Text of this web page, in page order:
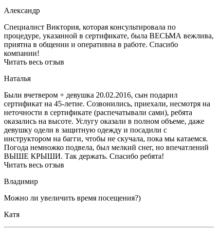
Александр
Специалист Виктория, которая консультировала по
процедуре, указанной в сертификате, была ВЕСЬМА вежлива,
приятна в общении и оперативна в работе. Спасибо
компании!
Читать весь отзыв
Наталья
Были вчетвером + девушка 20.02.2016, сын подарил
сертификат на 45-летие. Созвонились, приехали, несмотря на
неточности в сертификате (распечатывали сами), ребята
оказались на высоте. Услугу оказали в полном объеме, даже
девушку одели в защитную одежду и посадили с
инструктором на багги, чтобы не скучала, пока мы катаемся.
Погода немножко подвела, был мелкий снег, но впечатлений
ВЫШЕ КРЫШИ. Так держать. Спасибо ребята!
Читать весь отзыв
Владимир
Можно ли увеличить время посещения?)
Катя